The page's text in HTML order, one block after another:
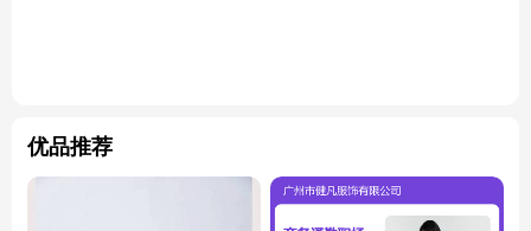
优品推荐